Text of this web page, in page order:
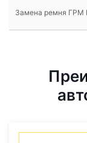
Замена ремня ГРМ